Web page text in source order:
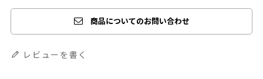
商品についてのお問い合わせ
レビューを書く